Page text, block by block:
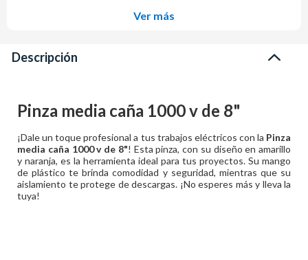
Ver más
Descripción
Pinza media caña 1000 v de 8"
¡Dale un toque profesional a tus trabajos eléctricos con la Pinza
media caña 1000 v de 8"! Esta pinza, con su diseño en amarillo
y naranja, es la herramienta ideal para tus proyectos. Su mango
de plástico te brinda comodidad y seguridad, mientras que su
aislamiento te protege de descargas. ¡No esperes más y lleva la
tuya!